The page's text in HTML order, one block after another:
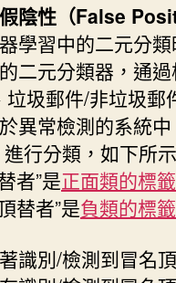
陰性（False
學習中的二元分
二元分類器，通
圾郵件/非垃圾郵
異常檢測的系統
行分類，如下所示
者”是正面類的標籤
替者”是負類的標籤
識別/檢測到冒名